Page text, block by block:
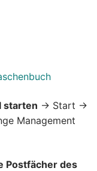
starten -> Start ->
Management
Postfächer des